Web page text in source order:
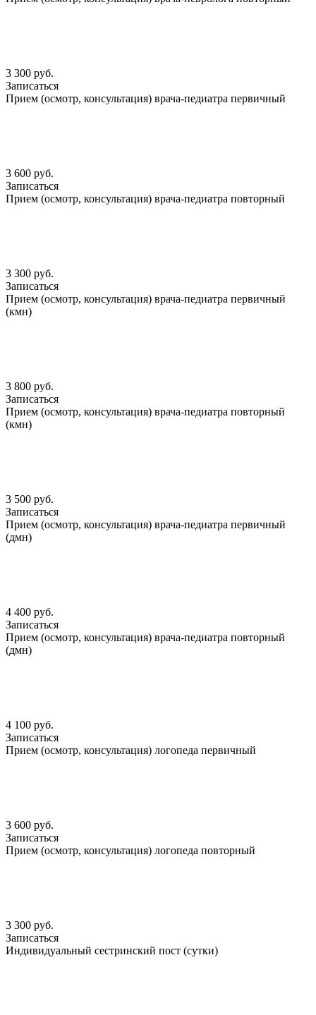
3 300 руб.
Записаться
Прием (осмотр, консультация) врача-педиатра первичный
3 600 руб.
Записаться
Прием (осмотр, консультация) врача-педиатра повторный
3 300 руб.
Записаться
Прием (осмотр, консультация) врача-педиатра первичный
(кмн)
3 800 руб.
Записаться
Прием (осмотр, консультация) врача-педиатра повторный
(кмн)
3 500 руб.
Записаться
Прием (осмотр, консультация) врача-педиатра первичный
(дмн)
4 400 руб.
Записаться
Прием (осмотр, консультация) врача-педиатра повторный
(дмн)
4 100 руб.
Записаться
Прием (осмотр, консультация) логопеда первичный
3 600 руб.
Записаться
Прием (осмотр, консультация) логопеда повторный
3 300 руб.
Записаться
Индивидуальный сестринский пост (сутки)